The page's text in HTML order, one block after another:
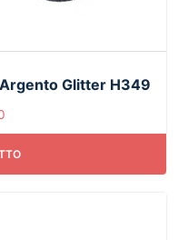
Glitter H349